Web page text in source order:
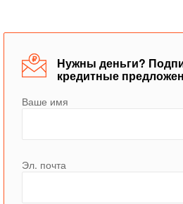
Нужны деньги?
кредитные
Ваше имя
Эл. почта